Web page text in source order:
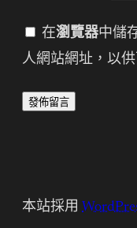
在瀏覽器中儲
人網站網址，以
本站採用